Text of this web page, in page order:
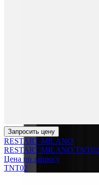
Запросить цену
RESTART MILANO
RESTART MILANO TNT02
Цена по запросу
TNT02